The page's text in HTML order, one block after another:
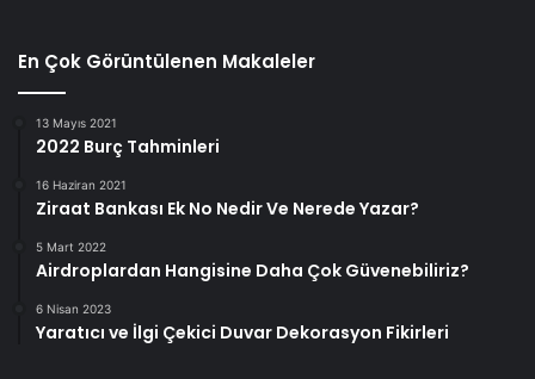
En Çok Görüntülenen Makaleler
13 Mayıs 2021
2022 Burç Tahminleri
16 Haziran 2021
Ziraat Bankası Ek No Nedir Ve Nerede Yazar?
5 Mart 2022
Airdroplardan Hangisine Daha Çok Güvenebiliriz?
6 Nisan 2023
Yaratıcı ve İlgi Çekici Duvar Dekorasyon Fikirleri